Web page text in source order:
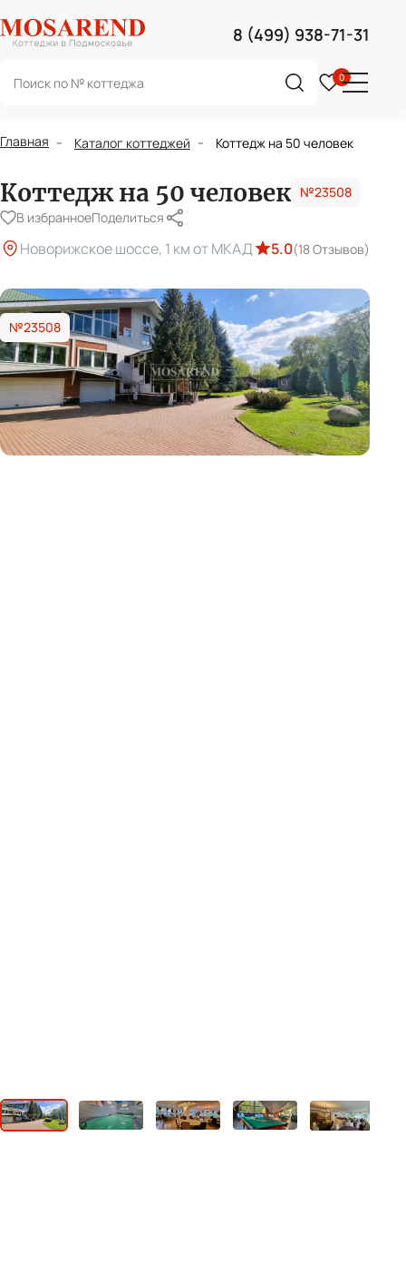
Поиск
сайту
0
0
8 (499) 938-71-31
Главная Каталог коттеджей Коттедж на 50 человек
Коттедж на 50 человек №23508
В избранноеПоделиться
Новорижское шоссе, 1 км от МКАД 5.0(18 Отзывов)
№23508